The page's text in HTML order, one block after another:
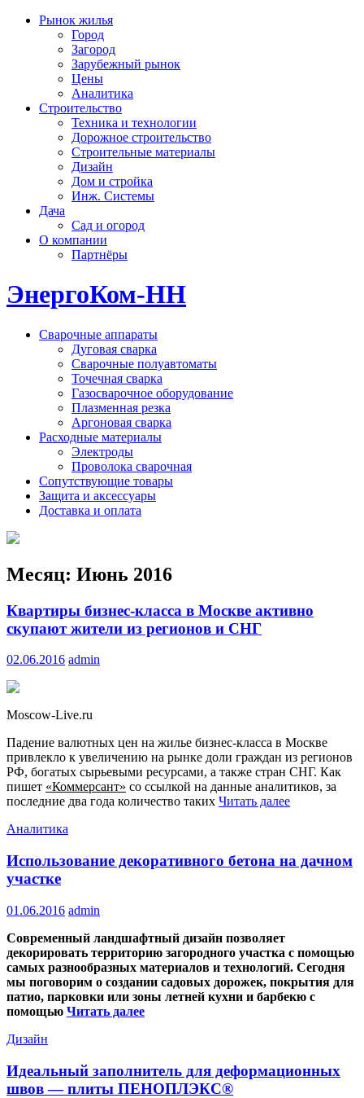
Рынок жилья
Город
Загород
Зарубежный рынок
Цены
Аналитика
Строительство
Техника и технологии
Дорожное строительство
Строительные материалы
Дизайн
Дом и стройка
Инж. Системы
Дача
Сад и огород
О компании
Партнёры
ЭнергоКом-НН
Сварочные аппараты
Дуговая сварка
Сварочные полуавтоматы
Точечная сварка
Газосварочное оборудование
Плазменная резка
Аргоновая сварка
Расходные материалы
Электроды
Проволока сварочная
Сопутствующие товары
Защита и аксессуары
Доставка и оплата
Месяц: Июнь 2016
Квартиры бизнес-класса в Москве активно
скупают жители из регионов и СНГ
02.06.2016 admin
Moscow-Live.ru
Падение валютных цен на жилье бизнес-класса в Москве
привлекло к увеличению на рынке доли граждан из регионов
РФ, богатых сырьевыми ресурсами, а также стран СНГ. Как
пишет «Коммерсант» со ссылкой на данные аналитиков, за
последние два года количество таких Читать далее
Аналитика
Использование декоративного бетона на дачном
участке
01.06.2016 admin
Современный ландшафтный дизайн позволяет
декорировать территорию загородного участка с помощью
самых разнообразных материалов и технологий. Сегодня
мы поговорим о создании садовых дорожек, покрытия для
патио, парковки или зоны летней кухни и барбекю с
помощью Читать далее
Дизайн
Идеальный заполнитель для деформационных
швов — плиты ПЕНОПЛЭКС®